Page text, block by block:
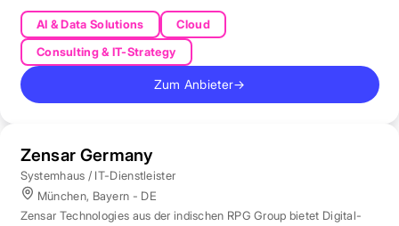
AI & Data Solutions
Cloud
Consulting & IT-Strategy
Zum Anbieter→
Zensar Germany
Systemhaus / IT-Dienstleister
München, Bayern - DE
Zensar Technologies aus der indischen RPG Group bietet Digital-